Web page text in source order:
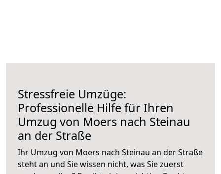
Stressfreie Umzüge:
Professionelle Hilfe für Ihren
Umzug von Moers nach Steinau
an der Straße
Ihr Umzug von Moers nach Steinau an der Straße
steht an und Sie wissen nicht, was Sie zuerst